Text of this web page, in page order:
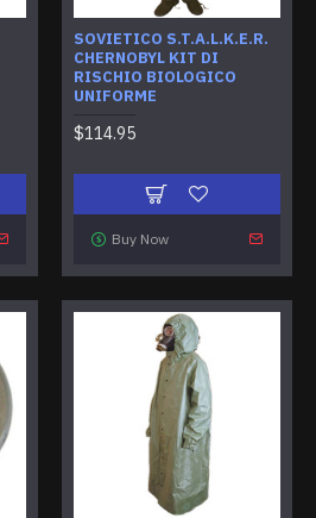
SOVIETICO S.T.A.L.K.E.R.
CHERNOBYL KIT DI
RISCHIO BIOLOGICO
UNIFORME
$114.95
Buy Now